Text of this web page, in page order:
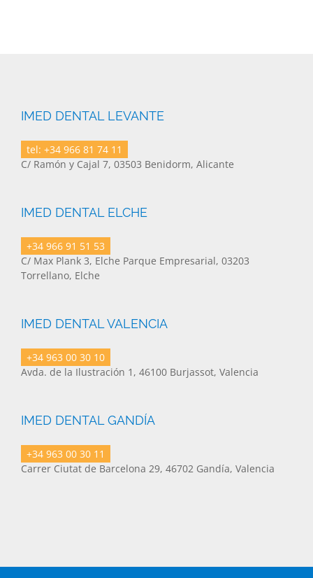
IMED DENTAL LEVANTE
tel: +34 966 81 74 11
C/ Ramón y Cajal 7, 03503 Benidorm, Alicante
IMED DENTAL ELCHE
+34 966 91 51 53
C/ Max Plank 3, Elche Parque Empresarial, 03203
Torrellano, Elche
IMED DENTAL VALENCIA
+34 963 00 30 10
Avda. de la Ilustración 1, 46100 Burjassot, Valencia
IMED DENTAL GANDÍA
+34 963 00 30 11
Carrer Ciutat de Barcelona 29, 46702 Gandía, Valencia